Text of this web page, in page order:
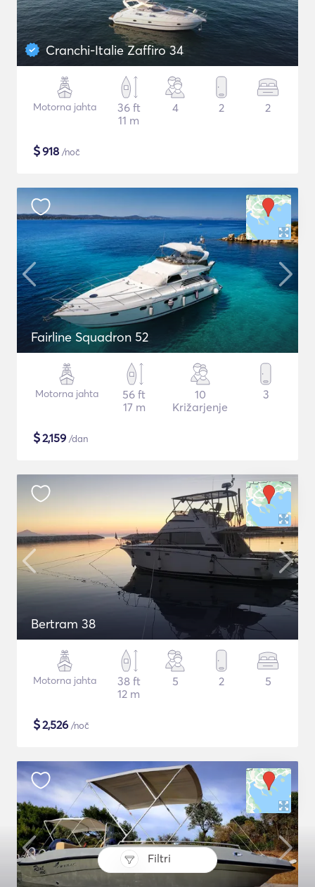
Filtri
Cranchi-Italie Zaffiro 34
Motorna jahta
36 ft
11 m
4 2 2
$918 /noč
Fairline Squadron 52
Motorna jahta
56 ft
17 m
10
Križarjenje
3
$2,159 /dan
Bertram 38
Motorna jahta
38 ft
12 m
5 2 5
$2,526 /noč